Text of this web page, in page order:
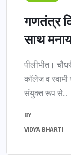
गणतंत्र
साथ
पीलीभीत।
कॉलेज व स्वामी
संयुक्त रूप से...
BY
VIDYA BHARTI